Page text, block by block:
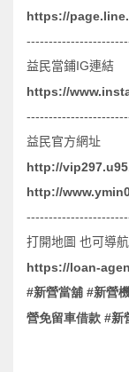
https://
益民當鋪IG連結
https://
益民官方網址
http://
http://
打開地圖 也可導
https://loan-
#新營當舖 #新營
營免留車借款 #新